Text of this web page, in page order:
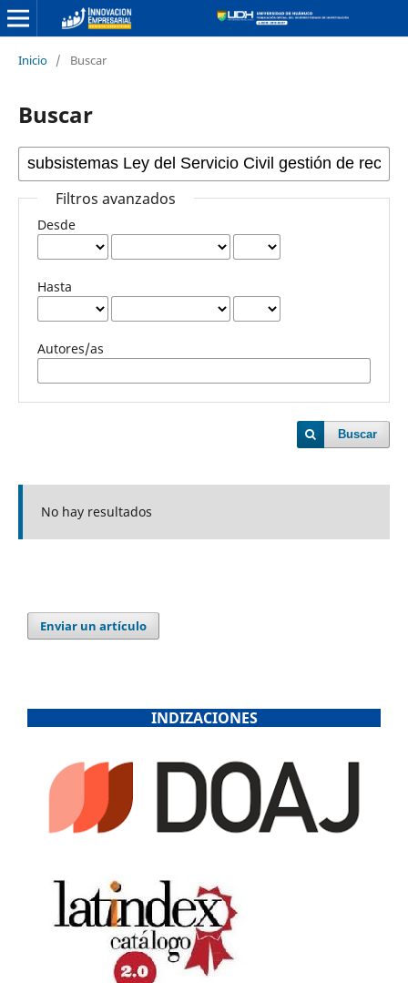
Inicio / Buscar
Buscar
Filtros avanzados
Desde
Hasta
Autores/as
Buscar
No hay resultados
Enviar un artículo
INDIZACIONES